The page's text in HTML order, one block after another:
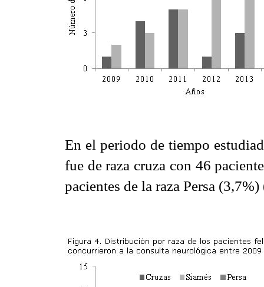
En el periodo de tiempo
fue de raza cruza con 46
pacientes de la raza Persa (3,7%)